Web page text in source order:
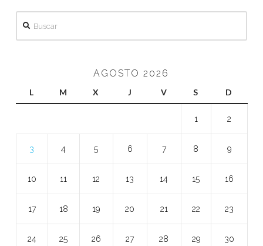
AGOSTO 2026
L M X J V S D
1 2
3 4 5 6 7 8 9
10 11 12 13 14 15 16
17 18 19 20 21 22 23
24 25 26 27 28 29 30